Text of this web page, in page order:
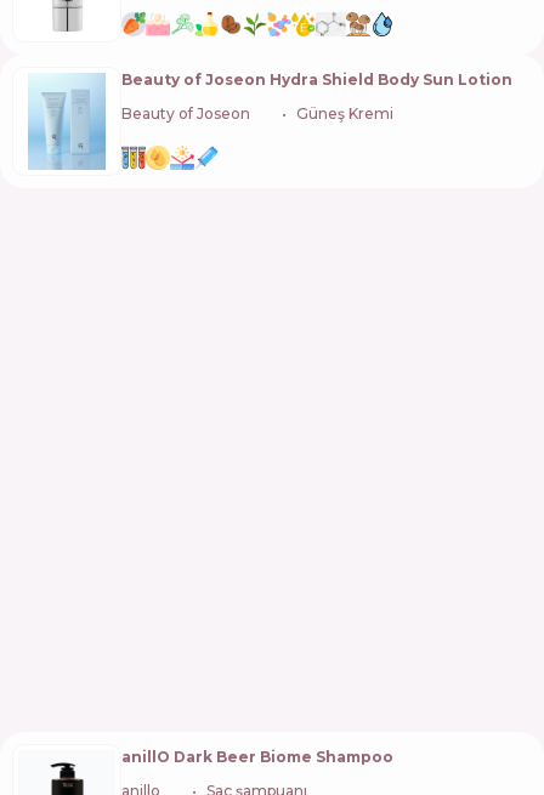
Beauty of Joseon Hydra Shield Body Sun Lotion
Beauty of Joseon
Güneş Kremi
anillO Dark Beer Biome Shampoo
anillo
Saç şampuanı